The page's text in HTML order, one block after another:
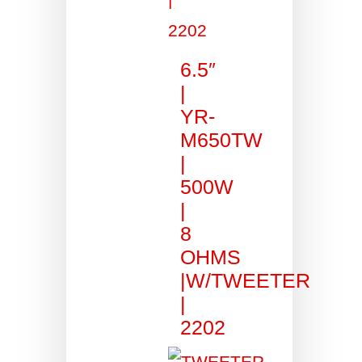
6.5″
|
YR-
M650TW
|
500W
|
8
OHMS
|W/TWEETER
|
2202